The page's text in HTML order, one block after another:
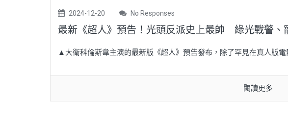
2024-12-20 No Responses
最新《超人》預告！光頭反派史上最帥 綠光戰警、
▲大衛科倫斯韋主演的最新版《超人》預告發布，除了罕見在真人版電
閱讀更多